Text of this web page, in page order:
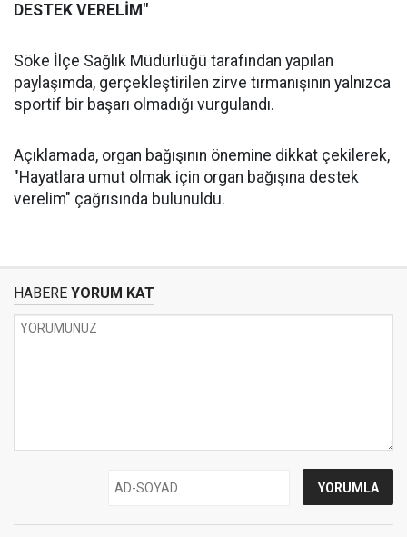
DESTEK VERELİM"
Söke İlçe Sağlık Müdürlüğü tarafından yapılan
paylaşımda, gerçekleştirilen zirve tırmanışının yalnızca
sportif bir başarı olmadığı vurgulandı.
Açıklamada, organ bağışının önemine dikkat çekilerek,
"Hayatlara umut olmak için organ bağışına destek
verelim" çağrısında bulunuldu.
HABERE YORUM KAT